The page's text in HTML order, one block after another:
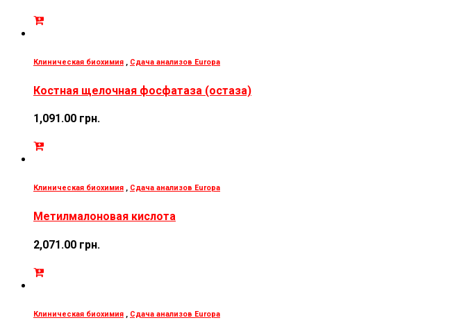
Клиническая биохимия , Сдача анализов Europa
Костная щелочная фосфатаза (остаза)
1,091.00 грн.
Клиническая биохимия , Сдача анализов Europa
Метилмалоновая кислота
2,071.00 грн.
Клиническая биохимия , Сдача анализов Europa